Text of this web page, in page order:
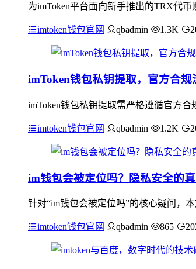
为imToken平台面向新手推出的TRX代
imtoken钱包官网 qbadmin 1.3K
imToken钱包私钥提取，官方合
imToken钱包私钥提取需严格遵循官方
imtoken钱包官网 qbadmin 1.2K
im钱包会被定位吗？隐私安全的
针对“im钱包会被定位吗”的核心疑问，
imtoken钱包官网 qbadmin 865